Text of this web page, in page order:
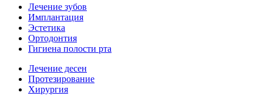
Лечение зубов
Имплантация
Эстетика
Ортодонтия
Гигиена полости рта
Лечение десен
Протезирование
Хирургия